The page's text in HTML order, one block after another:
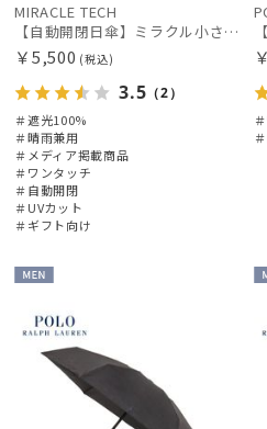
MIRACLE TECH
【自動開閉日傘】ミラクル小さい傘 ミラクルテックプロ (MIRACLE TECH Pro) カラフルドット 晴雨兼用 遮光100 ワンタッチ開閉
￥5,500 (税込)
3.5 （2）
＃遮光100%
＃晴雨兼用
＃メディア掲載商品
＃ワンタッチ
＃自動開閉
＃UVカット
＃ギフト向け